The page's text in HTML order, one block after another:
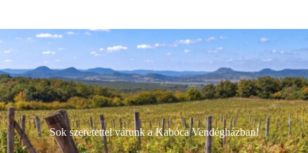
Sok szeretettel várunk a Kabóca Vendégházban!